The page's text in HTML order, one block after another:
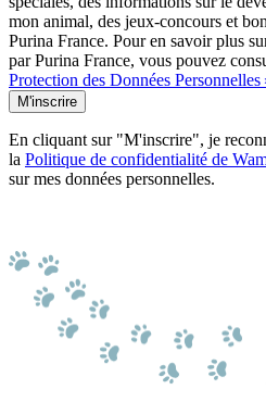
mon animal, des jeux-concours et
Purina France. Pour en savoir plus
par Purina France, vous pouvez
Protection des Données Personnelles
M'inscrire
En cliquant sur "M'inscrire", je
la Politique de confidentialité de
sur mes données personnelles.